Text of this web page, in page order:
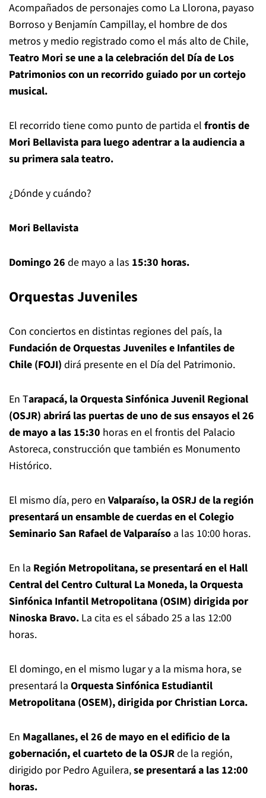
Acompañados de personajes como La Llorona, payaso
Borroso y Benjamín Campillay, el hombre de dos
metros y medio registrado como el más alto de Chile,
Teatro Mori se une a la celebración del Día de Los
Patrimonios con un recorrido guiado por un cortejo
musical.
El recorrido tiene como punto de partida el frontis de
Mori Bellavista para luego adentrar a la audiencia a
su primera sala teatro.
¿Dónde y cuándo?
Mori Bellavista
Domingo 26 de mayo a las 15:30 horas.
Orquestas Juveniles
Con conciertos en distintas regiones del país, la
Fundación de Orquestas Juveniles e Infantiles de
Chile (FOJI) dirá presente en el Día del Patrimonio.
En Tarapacá, la Orquesta Sinfónica Juvenil Regional
(OSJR) abrirá las puertas de uno de sus ensayos el 26
de mayo a las 15:30 horas en el frontis del Palacio
Astoreca, construcción que también es Monumento
Histórico.
El mismo día, pero en Valparaíso, la OSRJ de la región
presentará un ensamble de cuerdas en el Colegio
Seminario San Rafael de Valparaíso a las 10:00 horas.
En la Región Metropolitana, se presentará en el Hall
Central del Centro Cultural La Moneda, la Orquesta
Sinfónica Infantil Metropolitana (OSIM) dirigida por
Ninoska Bravo. La cita es el sábado 25 a las 12:00
horas.
El domingo, en el mismo lugar y a la misma hora, se
presentará la Orquesta Sinfónica Estudiantil
Metropolitana (OSEM), dirigida por Christian Lorca.
En Magallanes, el 26 de mayo en el edificio de la
gobernación, el cuarteto de la OSJRde la región,
dirigido por Pedro Aguilera,se presentará a las 12:00
horas.